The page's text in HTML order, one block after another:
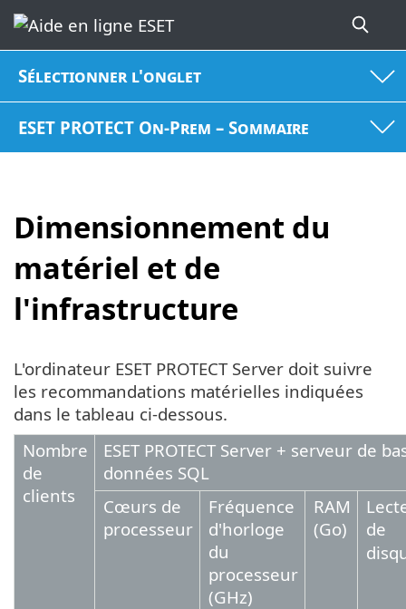
Sélectionner l'onglet
ESET PROTECT On-Prem – Sommaire
Dimensionnement du
matériel et de
l'infrastructure
L'ordinateur ESET PROTECT Server doit suivre
les recommandations matérielles indiquées
dans le tableau ci-dessous.
Nombre
de
clients
ESET PROTECT Server + serveur de
données SQL
Cœurs de
processeur
Fréquence
d'horloge
du
processeur
(GHz)
RAM
(Go)
de